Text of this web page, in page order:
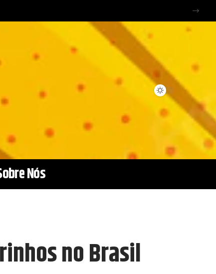
Nós
no Brasil